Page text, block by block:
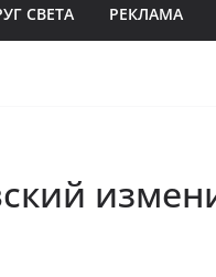
СВЕТА РЕКЛАМА